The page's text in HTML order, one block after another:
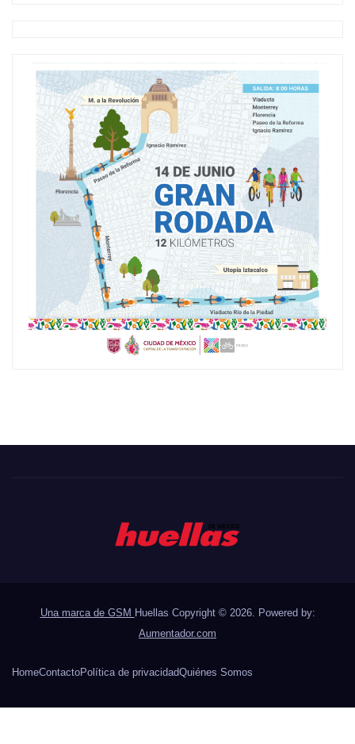
Una marca de GSM Huellas Copyright © 2026. Powered by:
Aumentador.com
HomeContactoPolítica de privacidadQuiénes Somos